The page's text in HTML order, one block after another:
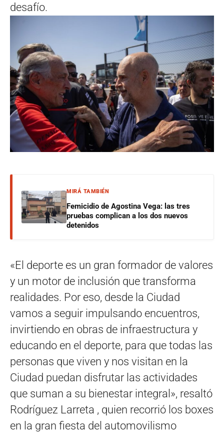
desafío.
MIRÁ TAMBIÉN
Femicidio de Agostina Vega: las tres
pruebas complican a los dos nuevos
detenidos
«El deporte es un gran formador de valores
y un motor de inclusión que transforma
realidades. Por eso, desde la Ciudad
vamos a seguir impulsando encuentros,
invirtiendo en obras de infraestructura y
educando en el deporte, para que todas las
personas que viven y nos visitan en la
Ciudad puedan disfrutar las actividades
que suman a su bienestar integral», resaltó
Rodríguez Larreta , quien recorrió los boxes
en la gran fiesta del automovilismo